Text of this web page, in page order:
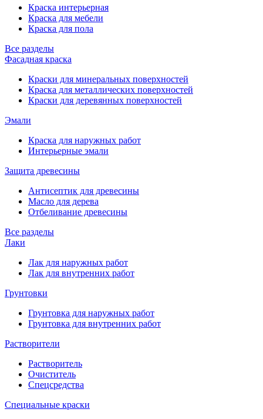
Краска интерьерная
Краска для мебели
Краска для пола
Все разделы
Фасадная краска
Краски для минеральных поверхностей
Краска для металлических поверхностей
Краски для деревянных поверхностей
Эмали
Краска для наружных работ
Интерьерные эмали
Защита древесины
Антисептик для древесины
Масло для дерева
Отбеливание древесины
Все разделы
Лаки
Лак для наружных работ
Лак для внутренних работ
Грунтовки
Грунтовка для наружных работ
Грунтовка для внутренних работ
Растворители
Растворитель
Очиститель
Спецсредства
Специальные краски